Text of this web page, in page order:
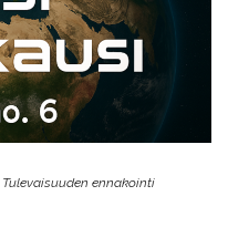
Tulevaisuuden ennakointi